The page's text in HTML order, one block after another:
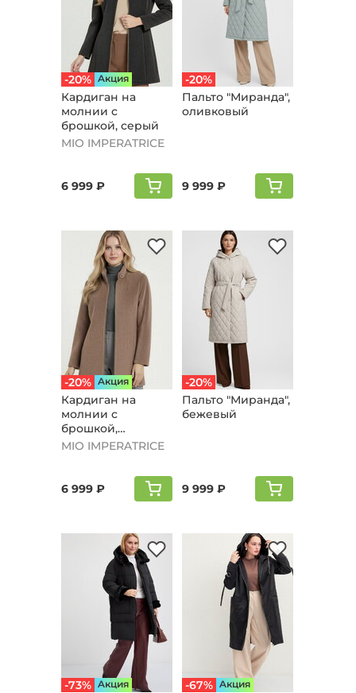
-20% Aкция
Кардиган на
молнии с
брошкой, серый
MIO IMPERATRICE
6 999 ₽
-20%
Пальто "Мирaнда",
оливковый
9 999 ₽
-20% Aкция
Кардиган на
молнии с
брошкой,
бежевый
MIO IMPERATRICE
6 999 ₽
-20%
Пальто "Мирaнда",
бежевый
9 999 ₽
-73% Aкция -67% Aкция